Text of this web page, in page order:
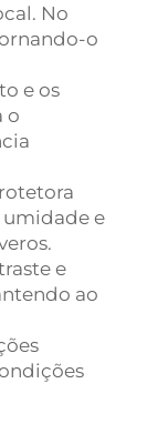
No
o
e os
o
umidade e
e
ao